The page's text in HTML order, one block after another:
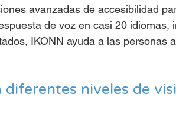
avanzadas de accesibilidad
de voz en casi 20
IKONN ayuda a las personas
diferentes niveles de